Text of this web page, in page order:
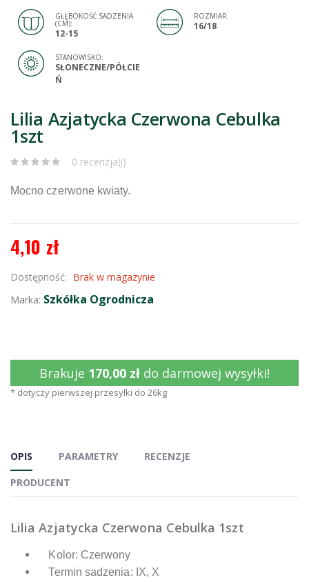
GŁĘBOKOŚĆ SADZENIA
(CM):
12-15
ROZMIAR:
16/18
STANOWISKO:
SŁONECZNE/PÓŁCIE
Ń
Lilia Azjatycka Czerwona Cebulka
1szt
0 recenzja(i)
Mocno czerwone kwiaty.
4,10 zł
Dostępność: Brak w magazynie
Marka: Szkółka Ogrodnicza
Brakuje 170,00 zł do darmowej wysyłki!
* dotyczy pierwszej przesyłki do 26kg
OPIS PARAMETRY
RECENZJE
PRODUCENT
Lilia Azjatycka Czerwona Cebulka 1szt
Kolor: Czerwony
Termin sadzenia: IX, X